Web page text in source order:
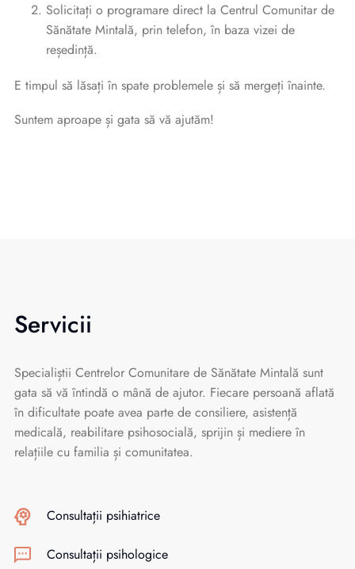
Solicitați o programare direct la Centrul Comunitar de
Sănătate Mintală, prin telefon, în baza vizei de
reședință.
E timpul să lăsați în spate problemele și să mergeți înainte.
Suntem aproape și gata să vă ajutăm!
Servicii
Specialiștii Centrelor Comunitare de Sănătate Mintală sunt
gata să vă întindă o mână de ajutor. Fiecare persoană aflată
în dificultate poate avea parte de consiliere, asistență
medicală, reabilitare psihosocială, sprijin și mediere în
relațiile cu familia și comunitatea.
Consultații psihiatrice
Consultații psihologice